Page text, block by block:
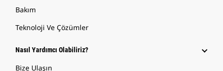
Bakım
Teknoloji Ve Çözümler
Nasıl Yardımcı Olabiliriz?
Bize Ulaşın